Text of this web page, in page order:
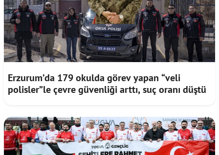
Erzurum’da 179 okulda görev yapan “veli
polisler”le çevre güvenliği arttı, suç oranı düştü